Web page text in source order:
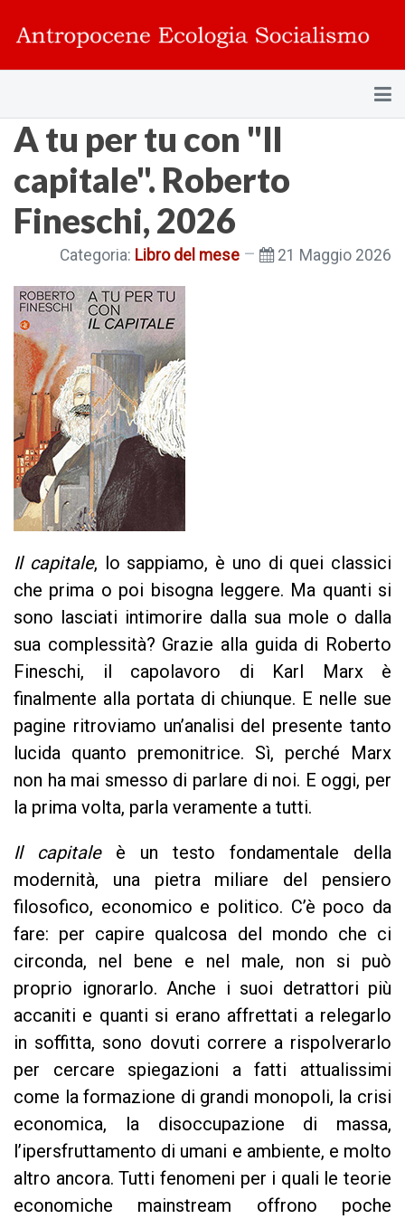
A tu per tu con "Il
capitale". Roberto
Fineschi, 2026
Categoria: Libro del mese 21 Maggio 2026
Il capitale, lo sappiamo, è uno di quei classici
che prima o poi bisogna leggere. Ma quanti si
sono lasciati intimorire dalla sua mole o dalla
sua complessità? Grazie alla guida di Roberto
Fineschi, il capolavoro di Karl Marx è
finalmente alla portata di chiunque. E nelle sue
pagine ritroviamo un’analisi del presente tanto
lucida quanto premonitrice. Sì, perché Marx
non ha mai smesso di parlare di noi. E oggi, per
la prima volta, parla veramente a tutti.
Il capitale è un testo fondamentale della
modernità, una pietra miliare del pensiero
filosofico, economico e politico. C’è poco da
fare: per capire qualcosa del mondo che ci
circonda, nel bene e nel male, non si può
proprio ignorarlo. Anche i suoi detrattori più
accaniti e quanti si erano affrettati a relegarlo
in soffitta, sono dovuti correre a rispolverarlo
per cercare spiegazioni a fatti attualissimi
come la formazione di grandi monopoli, la crisi
economica, la disoccupazione di massa,
l’ipersfruttamento di umani e ambiente, e molto
altro ancora. Tutti fenomeni per i quali le teorie
economiche mainstream offrono poche